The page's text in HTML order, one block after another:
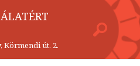
Körmendi út. 2.